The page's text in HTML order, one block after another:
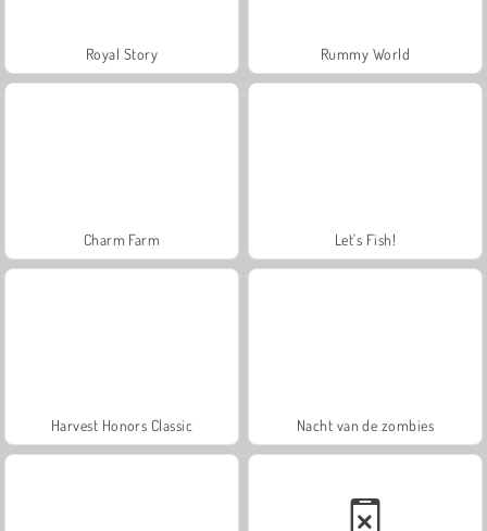
Royal Story Rummy World
Charm Farm Let's Fish!
Harvest Honors Classic Nacht van de zombies